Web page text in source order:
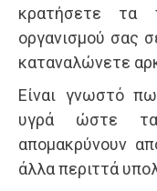
κρατήσετε τα
οργανισμού σας
καταναλώνετε
Είναι γνωστό
υγρά ώστε
απομακρύνουν
άλλα περιττά